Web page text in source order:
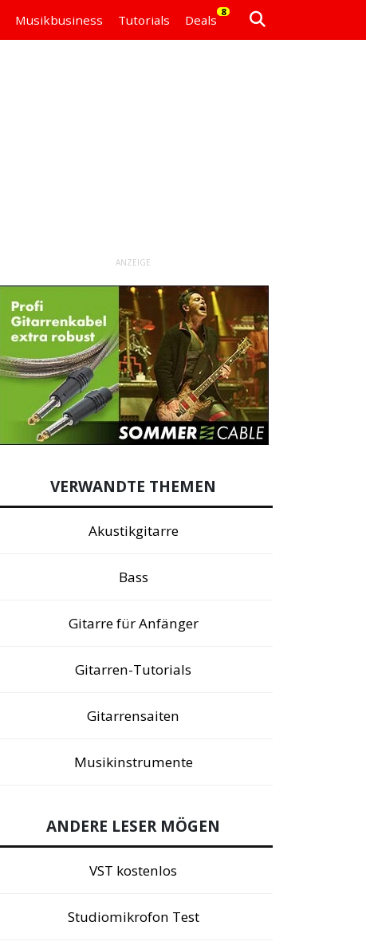
Musikbusiness Tutorials Deals
8
ANZEIGE
VERWANDTE THEMEN
Akustikgitarre
Bass
Gitarre für Anfänger
Gitarren-Tutorials
Gitarrensaiten
Musikinstrumente
ANDERE LESER MÖGEN
VST kostenlos
Studiomikrofon Test